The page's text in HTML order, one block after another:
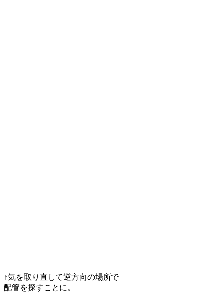
↑気を取り直して逆方向の場所で
配管を探すことに。